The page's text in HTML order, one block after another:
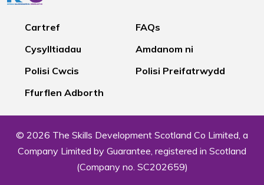
Cartref
FAQs
Cysylltiadau
Amdanom ni
Polisi Cwcis
Polisi Preifatrwydd
Ffurflen Adborth
© 2026 The Skills Development Scotland Co Limited, a
Company Limited by Guarantee, registered in Scotland
(Company no. SC202659)